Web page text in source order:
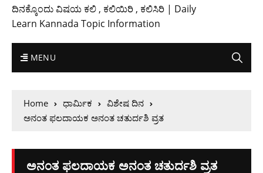
ದಿನಕ್ಕೊಂದು ವಿಷಯ ಕಲಿ , ಕಲಿಯಿರಿ , ಕಲಿಸಿರಿ | Daily
Learn Kannada Topic Information
MENU
Home ಧಾರ್ಮಿಕ
ವಿಶೇಷ ದಿನ
ಅನಂತ ಫ‌ಲದಾಯಕ ಅನಂತ ಚತುರ್ದಶಿ ವ್ರತ
ಅನಂತ ಫ‌ಲದಾಯಕ ಅನಂತ ಚತುರ್ದಶಿ ವ್ರತ